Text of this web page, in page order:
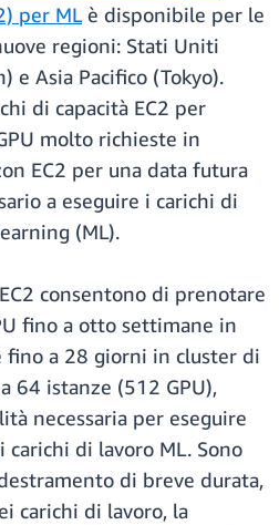
per MLè disponibile per le
regioni: Stati Uniti
e Asia Pacifico (Tokyo).
di capacità EC2 per
molto richieste in
EC2 per una data futura
a eseguire i carichi di
(ML).
consentono di prenotare
fino a otto settimane in
a 28 giorni in cluster di
64 istanze (512 GPU),
necessaria per eseguire
carichi di lavoro ML. Sono
di breve durata,
carichi di lavoro, la